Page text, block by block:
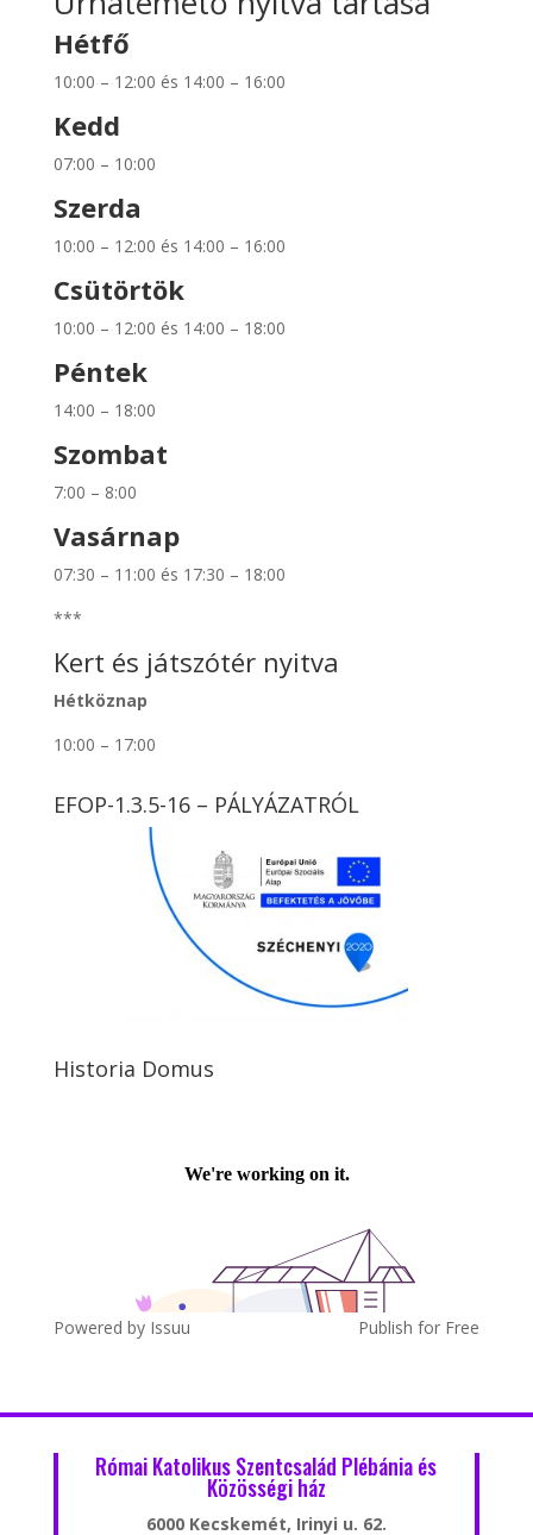
Hétfő
10:00 – 12:00 és 14:00 – 16:00
Kedd
07:00 – 10:00
Szerda
10:00 – 12:00 és 14:00 – 16:00
Csütörtök
10:00 – 12:00 és 14:00 – 18:00
Péntek
14:00 – 18:00
Szombat
7:00 – 8:00
Vasárnap
07:30 – 11:00 és 17:30 – 18:00
***
Kert és játszótér nyitva
Hétköznap
10:00 – 17:00
EFOP-1.3.5-16 – PÁLYÁZATRÓL
Historia Domus
Powered by Issuu Publish for Free
Római Katolikus Szentcsalád Plébánia és
Közösségi ház
6000 Kecskemét, Irinyi u. 62.